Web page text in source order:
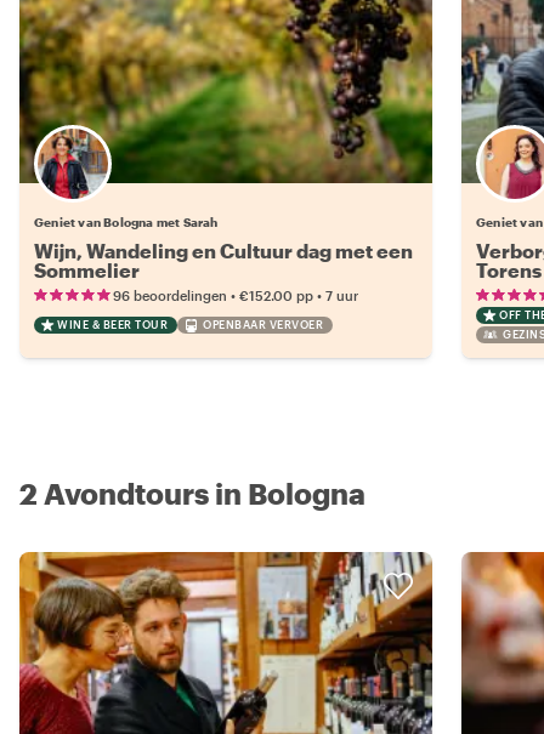
Geniet van Bologna met Sarah
Wijn, Wandeling en Cultuur dag met een
Sommelier
96 beoordelingen • €152.00 pp • 7 uur
WINE & BEER TOUR OPENBAAR VERVOER
Geniet
Torens
OFF
2 Avondtours in Bologna